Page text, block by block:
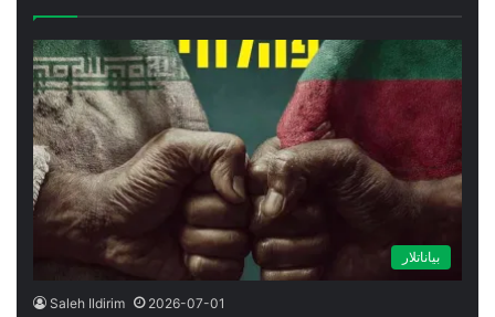
بیاناتلار
Saleh Ildirim 2026-07-01